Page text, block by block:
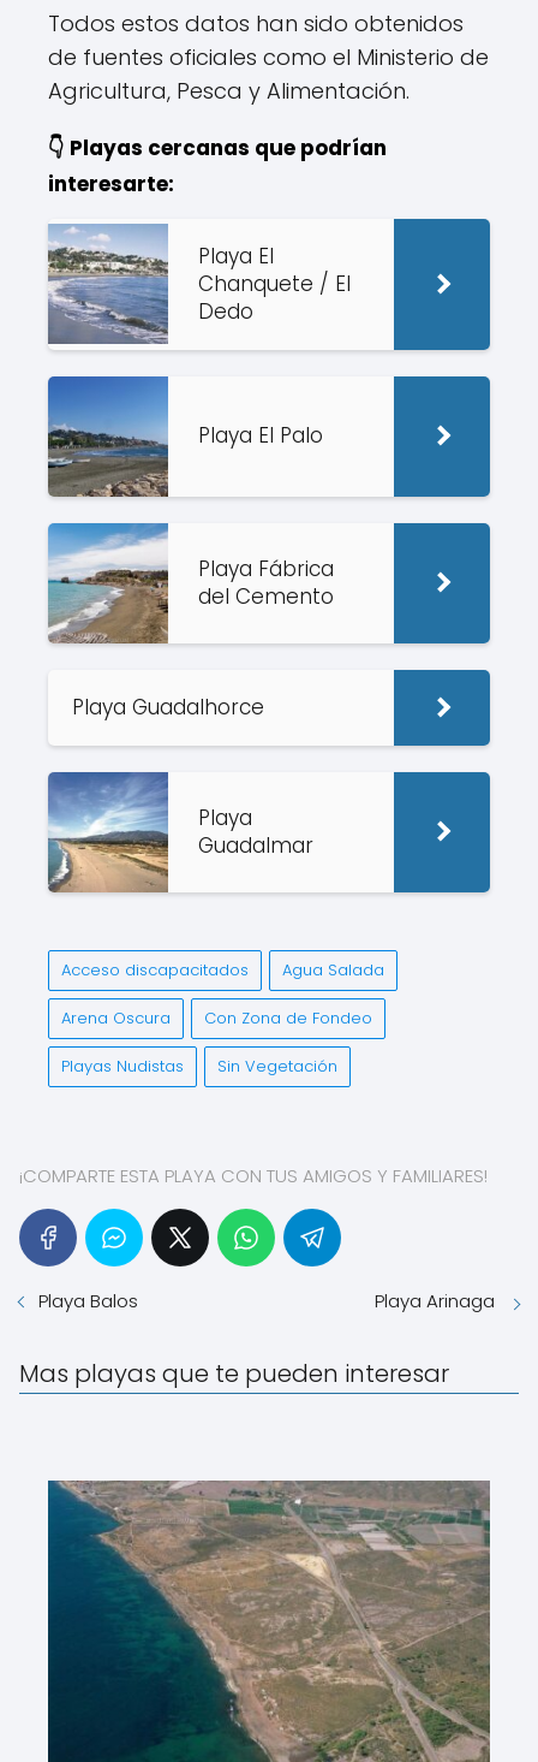
Todos estos datos han sido obtenidos
de fuentes oficiales como el Ministerio de
Agricultura, Pesca y Alimentación.
👇 Playas cercanas que podrían
interesarte:
Playa El
Chanquete / El
Dedo
Playa El Palo
Playa Fábrica
del Cemento
Playa Guadalhorce
Playa
Guadalmar
Acceso discapacitados Agua Salada
Arena Oscura Con Zona de Fondeo
Playas Nudistas Sin Vegetación
¡COMPARTE ESTA PLAYA CON TUS AMIGOS Y FAMILIARES!
Playa Balos Playa Arinaga
Mas playas que te pueden interesar